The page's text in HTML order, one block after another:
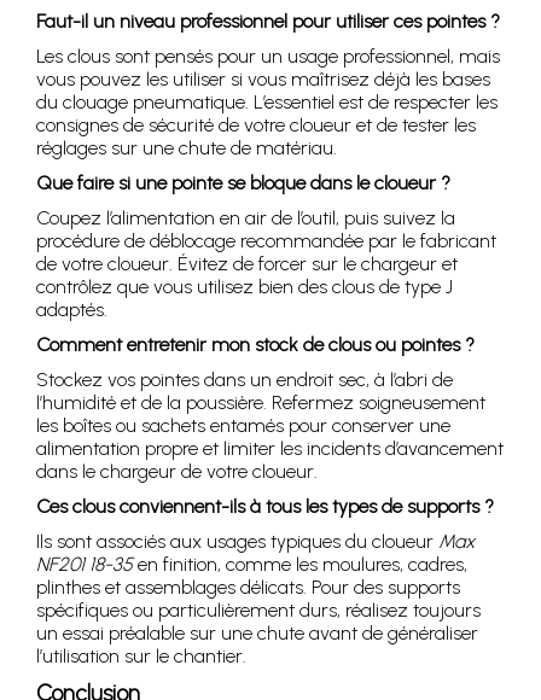
Faut-il un niveau professionnel pour utiliser ces pointes ?
Les clous sont pensés pour un usage professionnel, mais
vous pouvez les utiliser si vous maîtrisez déjà les bases
du clouage pneumatique. L’essentiel est de respecter les
consignes de sécurité de votre cloueur et de tester les
réglages sur une chute de matériau.
Que faire si une pointe se bloque dans le cloueur ?
Coupez l’alimentation en air de l’outil, puis suivez la
procédure de déblocage recommandée par le fabricant
de votre cloueur. Évitez de forcer sur le chargeur et
contrôlez que vous utilisez bien des clous de type J
adaptés.
Comment entretenir mon stock de clous ou pointes ?
Stockez vos pointes dans un endroit sec, à l’abri de
l’humidité et de la poussière. Refermez soigneusement
les boîtes ou sachets entamés pour conserver une
alimentation propre et limiter les incidents d’avancement
dans le chargeur de votre cloueur.
Ces clous conviennent-ils à tous les types de supports ?
Ils sont associés aux usages typiques du cloueur Max
NF201 18-35en finition, comme les moulures, cadres,
plinthes et assemblages délicats. Pour des supports
spécifiques ou particulièrement durs, réalisez toujours
un essai préalable sur une chute avant de généraliser
l’utilisation sur le chantier.
Conclusion